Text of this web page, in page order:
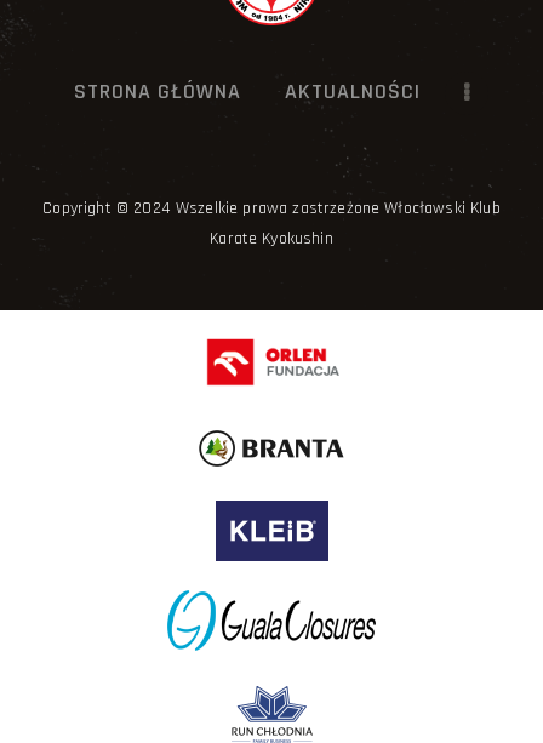
STRONA GŁÓWNA AKTUALNOŚCI
Copyright © 2024 Wszelkie prawa zastrzeżone Włocławski Klub
Karate Kyokushin